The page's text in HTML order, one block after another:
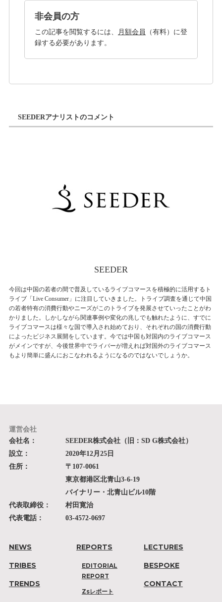
非会員の方
この記事を閲覧するには、 月額会員
（有料）に登
録する必要があります。
SEEDERアナリストのコメント
SEEDER
今回は中国の若者の間で普及しているライブコマースを積極的に活用するト
ライブ「Live Consumer」に注目していきました。トライブ調査を通じて中国
の若者特有の消費行動やニーズがこのトライブを発展させていったことがわ
かりました。しかしながら関連事例や変化の兆しでも触れたように、すでに
ライブコマースは様々な国で導入され始めており、それぞれの国の消費行動
によったビジネス展開をしています。今では中国も対国内のライブコマース
がメインですが、今後世界中でライバーが増えれば対国外のライブコマース
もより簡単に盛んにおこなわれるようになるのではないでしょうか。
運営会社
会社名：
SEEDER株式会社（旧：SD G株式会社）
設立：
2020年12月25日
住所：
〒107-0061
東京都港区北青山3-6-19
バイナリー・北青山ビル10階
代表取締役：
村田寛治
代表電話：
03-4572-0697
NEWS
TRIBES
TRENDS
REPORTS
EDITORIAL
REPORT
Zsレポート
LECTURES
BESPOKE
CONTACT